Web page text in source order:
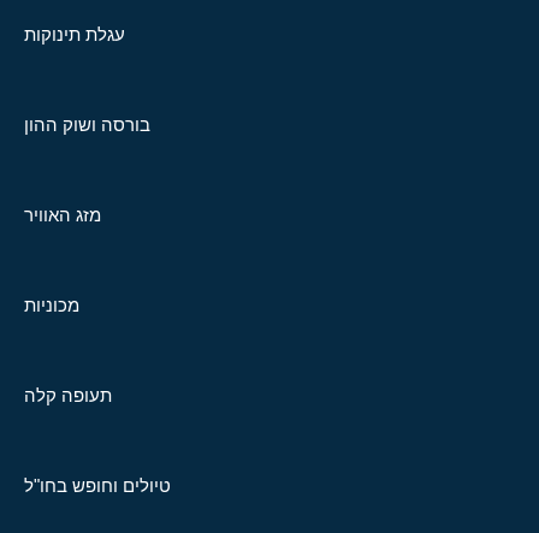
עגלת תינוקות
בורסה ושוק ההון
מזג האוויר
מכוניות
תעופה קלה
טיולים וחופש בחו"ל